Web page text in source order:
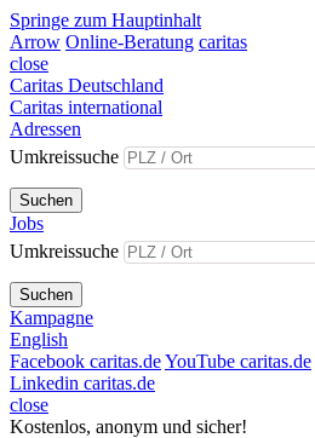
Springe zum Hauptinhalt
Arrow Online-Beratung caritas
close
Caritas Deutschland
Caritas international
Adressen
Umkreissuche
Suchen
Jobs
Umkreissuche
Suchen
Kampagne
English
Facebook caritas.deYouTube caritas.de
Linkedin caritas.de
close
Kostenlos, anonym und sicher!